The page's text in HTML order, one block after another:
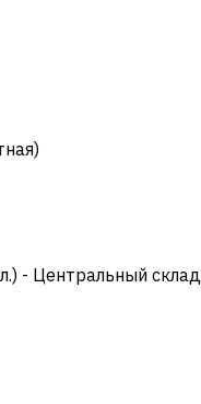
- Центральный склад